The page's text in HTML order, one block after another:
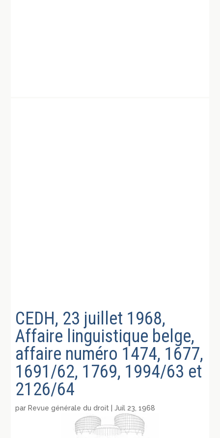
CEDH, 23 juillet 1968,
Affaire linguistique belge,
affaire numéro 1474, 1677,
1691/62, 1769, 1994/63 et
2126/64
par Revue générale du droit |Juil 23, 1968